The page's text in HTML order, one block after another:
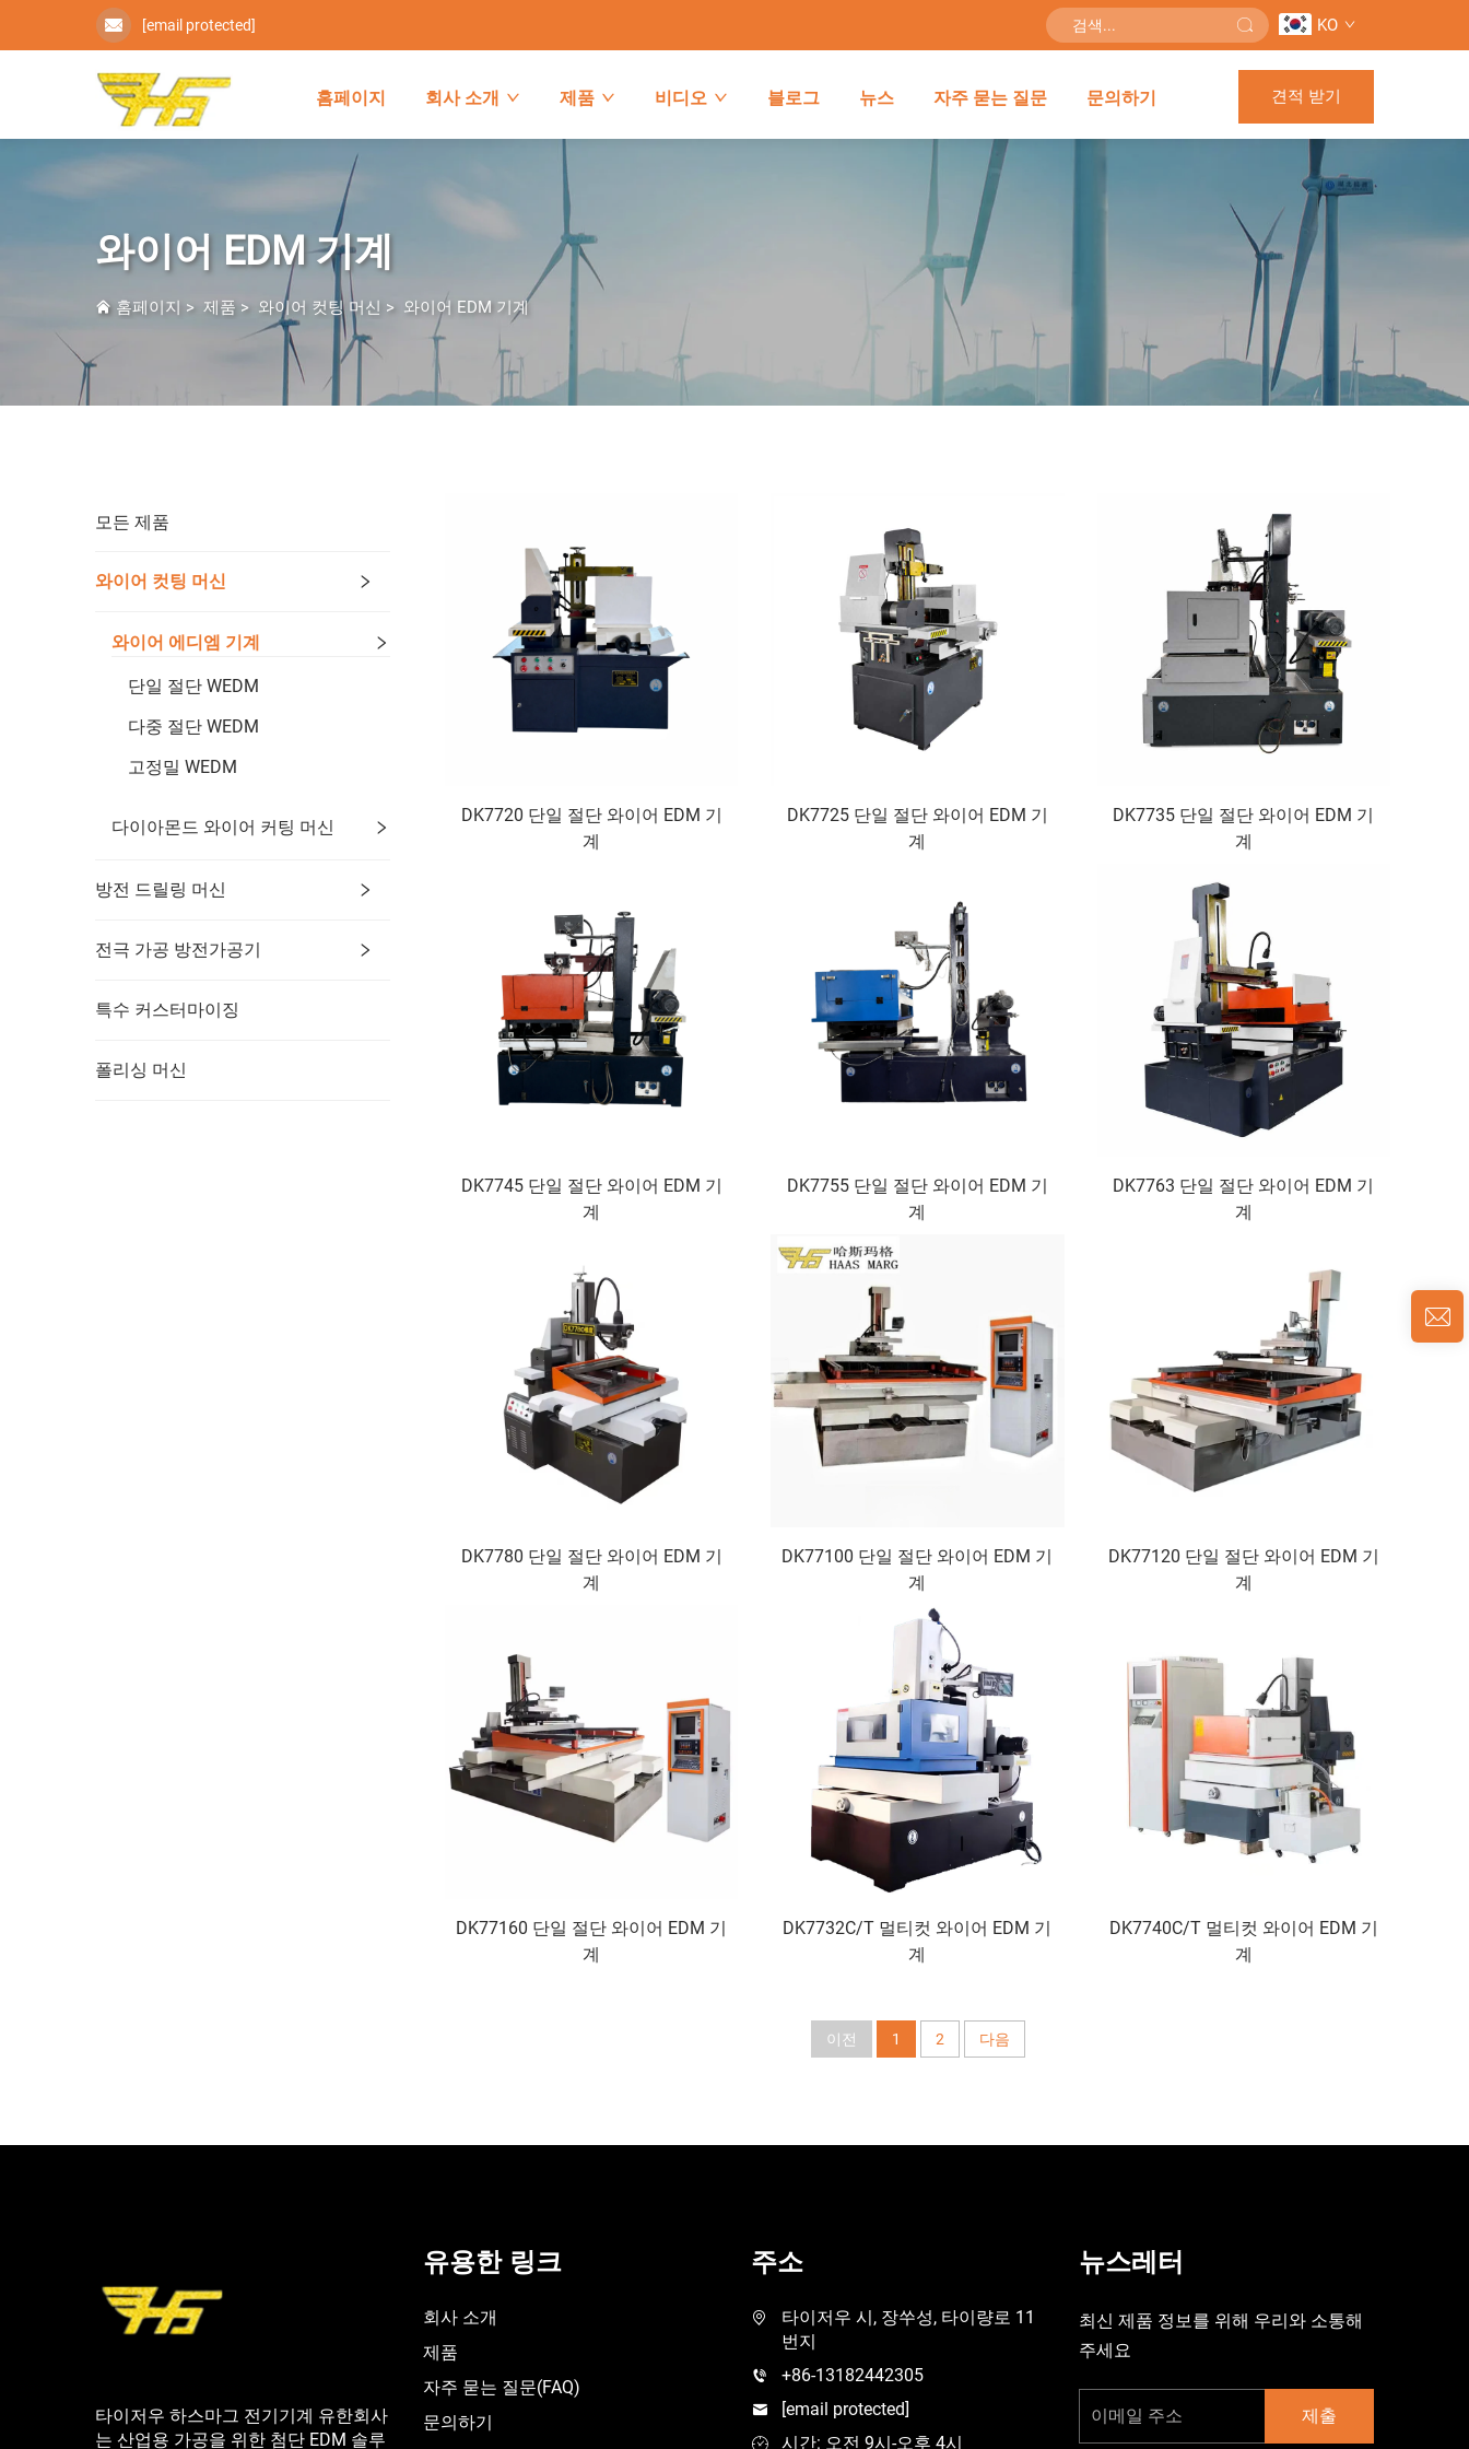
[email protected] KO
홈페이지 회사 소개 제품 비디오 블로그 뉴스 자주 묻는 질문 문의하기 견적 받기
와이어 EDM 기계
홈페이지 > 제품 > 와이어 컷팅 머신 > 와이어 EDM 기계
모든 제품
와이어 컷팅 머신
와이어 에디엠 기계
단일 절단 WEDM
다중 절단 WEDM
고정밀 WEDM
다이아몬드 와이어 커팅 머신
방전 드릴링 머신
전극 가공 방전가공기
특수 커스터마이징
폴리싱 머신
DK7720 단일 절단 와이어 EDM 기
계
DK7725 단일 절단 와이어 EDM 기
계
DK7735 단일 절단 와이어 EDM 기
계
DK7745 단일 절단 와이어 EDM 기
계
DK7755 단일 절단 와이어 EDM 기
계
DK7763 단일 절단 와이어 EDM 기
계
DK7780 단일 절단 와이어 EDM 기
계
DK77100 단일 절단 와이어 EDM 기
계
DK77120 단일 절단 와이어 EDM 기
계
DK77160 단일 절단 와이어 EDM 기
계
DK7732C/T 멀티컷 와이어 EDM 기
계
DK7740C/T 멀티컷 와이어 EDM 기
계
이전 1 2 다음
타이저우 하스마그 전기기계 유한회사
는 산업용 가공을 위한 첨단 EDM 솔루
유용한 링크
회사 소개
제품
자주 묻는 질문(FAQ)
문의하기
주소
타이저우 시, 장쑤성, 타이량로 11
번지
+86-13182442305
[email protected]
시간: 오전 9시-오후 4시
뉴스레터
최신 제품 정보를 위해 우리와 소통해
주세요
제출